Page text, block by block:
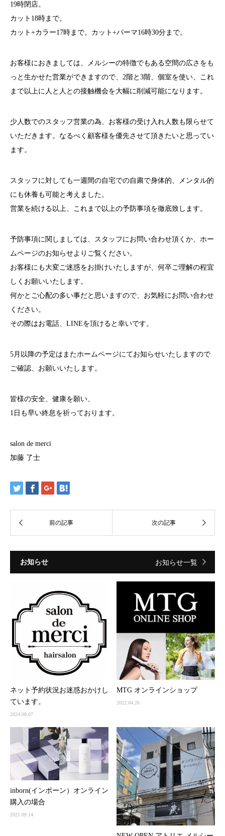
19時閉店。
カット18時まで。
カット+カラー17時まで。カット+パーマ16時30分まで。
お客様におきましては、メルシーの特徴でもある空間の広さをも
っと生かせた営業ができますので、2階と3階、個室を使い、これ
まで以上に人と人との接触機会を大幅に削減可能になります。
少人数でのスタッフ営業の為、お客様の受け入れ人数も限らせて
いただきます。なるべく顧客様を優先させて頂きたいと思ってい
ます。
スタッフに対しても一週間の自宅での自粛で身体的、メンタル的
にも休養も可能と考えました。
営業を続ける以上、これまで以上の予防事項を徹底致します。
予防事項に関しましては、スタッフにお問い合わせ頂くか、ホー
ムページのお知らせよりご覧ください。
お客様にも大変ご迷惑をお掛けいたしますが、何卒ご理解の程宜
しくお願いいたします。
何かとご心配の多い事だと思いますので、お気軽にお問い合わせ
ください。
その際はお電話、LINEを頂けると幸いです。
5月以降の予定はまたホームページにてお知らせいたしますので
ご確認、お願いいたします。
皆様の安全、健康を願い、
1日も早い終息を祈っております。
salon de merci
加藤 了士
お知らせ お知らせ一覧
ネット予約状況お迷惑おかけし
ています。
2024.08.07
MTG オンラインショップ
2022.04.26
inborn(インボーン）オンライン
購入の場合
2021.09.14